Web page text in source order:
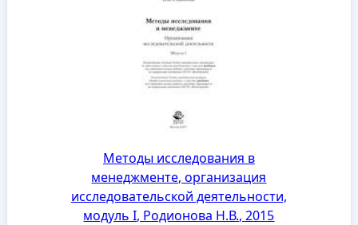
Методы исследования в
менеджменте, организация
исследовательской деятельности,
модуль I, Родионова Н.В., 2015